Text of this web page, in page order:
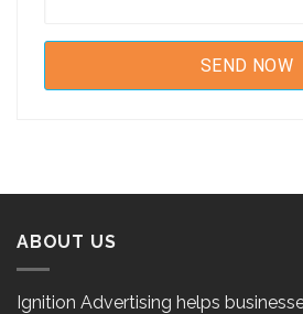
ABOUT US
Ignition Advertising helps